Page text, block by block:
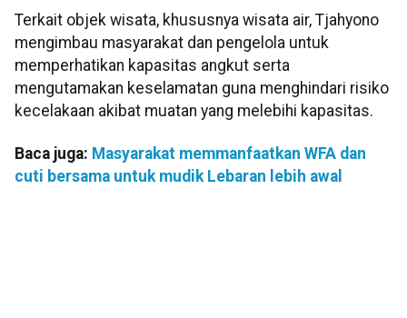
Terkait objek wisata, khususnya wisata air, Tjahyono
mengimbau masyarakat dan pengelola untuk
memperhatikan kapasitas angkut serta
mengutamakan keselamatan guna menghindari risiko
kecelakaan akibat muatan yang melebihi kapasitas.
Baca juga: Masyarakat memmanfaatkan WFA dan
cuti bersama untuk mudik Lebaran lebih awal